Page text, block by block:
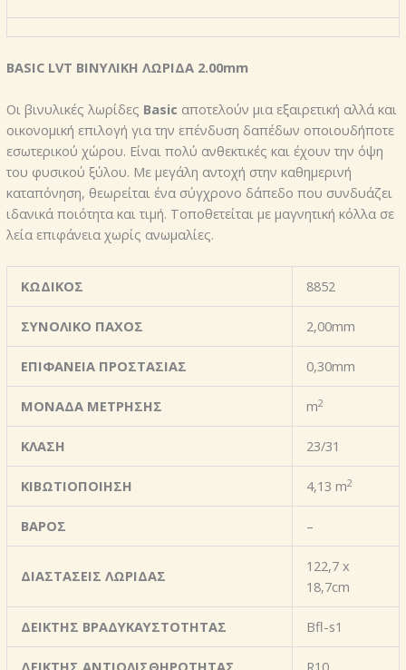
BASIC LVT ΒΙΝΥΛΙΚΗ ΛΩΡΙΔΑ 2.00mm
Οι βινυλικές λωρίδες Basic αποτελούν μια εξαιρετική αλλά και
οικονομική επιλογή για την επένδυση δαπέδων οποιουδήποτε
εσωτερικού χώρου. Είναι πολύ ανθεκτικές και έχουν την όψη
του φυσικού ξύλου. Με μεγάλη αντοχή στην καθημερινή
καταπόνηση, θεωρείται ένα σύγχρονο δάπεδο που συνδυάζει
ιδανικά ποιότητα και τιμή. Τοποθετείται με μαγνητική κόλλα σε
λεία επιφάνεια χωρίς ανωμαλίες.
ΚΩΔΙΚΟΣ 8852
ΣΥΝΟΛΙΚΟ ΠΑΧΟΣ 2,00mm
ΕΠΙΦΑΝΕΙΑ ΠΡΟΣΤΑΣΙΑΣ 0,30mm
ΜΟΝΑΔΑ ΜΕΤΡΗΣΗΣ m2
ΚΛΑΣΗ 23/31
ΚΙΒΩΤΙΟΠΟΙΗΣΗ 4,13 m2
ΒΑΡΟΣ –
ΔΙΑΣΤΑΣΕΙΣ ΛΩΡΙΔΑΣ
122,7 x
18,7cm
ΔΕΙΚΤΗΣ ΒΡΑΔΥΚΑΥΣΤΟΤΗΤΑΣ Bfl-s1